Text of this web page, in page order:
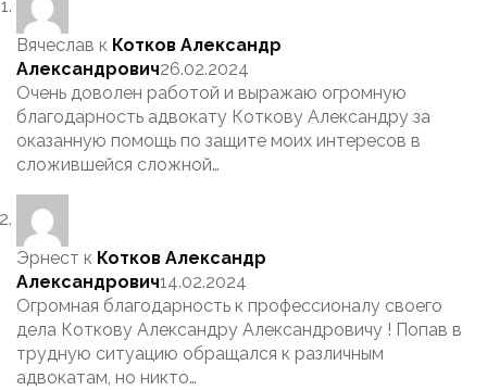
Вячеслав к Котков Александр
Александрович26.02.2024
Очень доволен работой и выражаю огромную
благодарность адвокату Коткову Александру за
оказанную помощь по защите моих интересов в
сложившейся сложной…
Эрнест к Котков Александр
Александрович14.02.2024
Огромная благодарность к профессионалу своего
дела Коткову Александру Александровичу ! Попав в
трудную ситуацию обращался к различным
адвокатам, но никто…